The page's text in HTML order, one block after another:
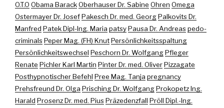
O.T.O Obama BarackOberhauser Dr. Sabine Ohren Omega
Ostermayer Dr. JosefPakesch Dr. med. GeorgPalkovits Dr.
Manfred Patek Dipl-Ing. Maria patsyPausa Dr. Andreaspedo-
criminalsPeper Mag. (FH) KnutPersönlichkeitsspaltung
Persönlichkeitswechsel Peschorn Dr. WolfgangPfleger
Renate Pichler Karl Martin Pinter Dr. med. OliverPizzagate
Posthypnotischer Befehl Pree Mag. Tanja pregnancy
Prehsfreund Dr. Olga Prisching Dr. WolfgangProkopetz Ing.
Harald Prosenz Dr. med. PiusPräzedenzfall Pröll Dipl.-Ing.